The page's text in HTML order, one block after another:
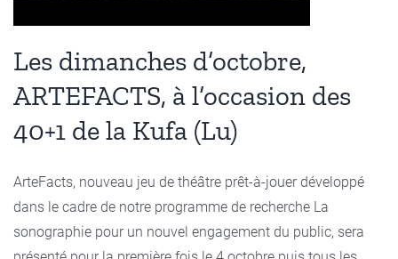
Les dimanches d’octobre,
ARTEFACTS, à l’occasion des
40+1 de la Kufa (Lu)
ArteFacts, nouveau jeu de théâtre prêt-à-jouer développé
dans le cadre de notre programme de recherche La
sonographie pour un nouvel engagement du public, sera